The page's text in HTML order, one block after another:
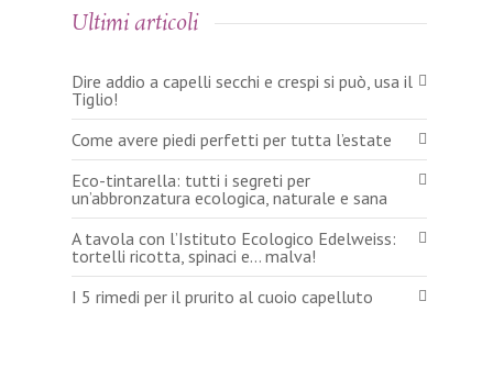
Ultimi articoli
Dire addio a capelli secchi e crespi si può, usa il
Tiglio!
Come avere piedi perfetti per tutta l’estate
Eco-tintarella: tutti i segreti per
un’abbronzatura ecologica, naturale e sana
A tavola con l’Istituto Ecologico Edelweiss:
tortelli ricotta, spinaci e… malva!
I 5 rimedi per il prurito al cuoio capelluto